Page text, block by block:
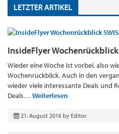
LETZTER ARTIKEL
InsideFlyer
Wieder eine Woche ist vorbei, also
Wochenrückblick. Auch in den
wieder viele interessante Deals und
Deals… Weiterlesen
21. August 2016 by Editor